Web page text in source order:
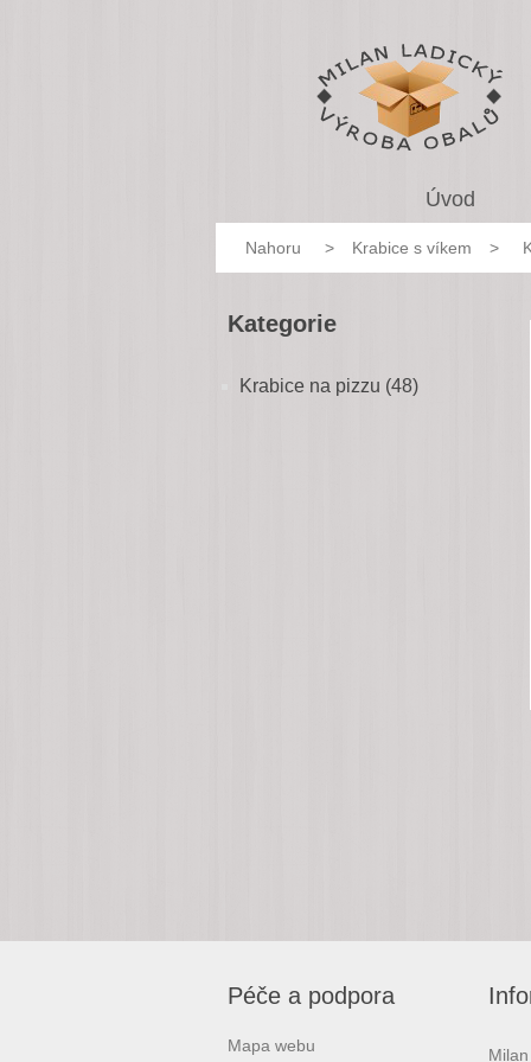
Úvod
Nahoru > Krabice s víkem >
Kategorie
Krabice na pizzu (48)
Péče a podpora
Mapa webu